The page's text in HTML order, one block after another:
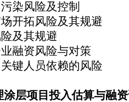
风险及控制
拓风险及其规避
及其规避
资风险与对策
人员依赖的风险
涂层项目投入估算与融